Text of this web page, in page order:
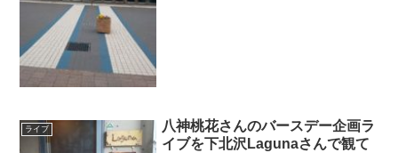
ライブ
八神桃花さんのバースデー企画ラ
イブを下北沢Lagunaさんで観て